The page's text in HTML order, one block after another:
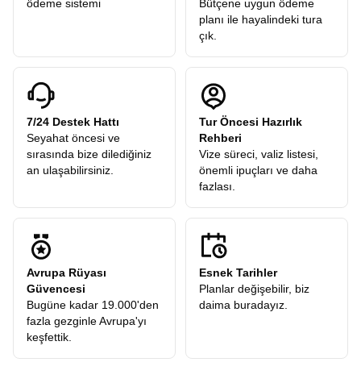
ödeme sistemi
Bütçene uygun ödeme
planı ile hayalindeki tura
çık.
7/24 Destek Hattı
Seyahat öncesi ve
sırasında bize dilediğiniz
an ulaşabilirsiniz.
Tur Öncesi Hazırlık
Rehberi
Vize süreci, valiz listesi,
önemli ipuçları ve daha
fazlası.
Avrupa Rüyası
Güvencesi
Bugüne kadar 19.000'den
fazla gezginle Avrupa'yı
keşfettik.
Esnek Tarihler
Planlar değişebilir, biz
daima buradayız.